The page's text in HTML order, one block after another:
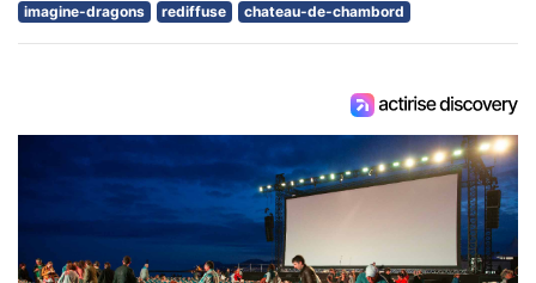
imagine-dragons
rediffuse chateau-de-chambord